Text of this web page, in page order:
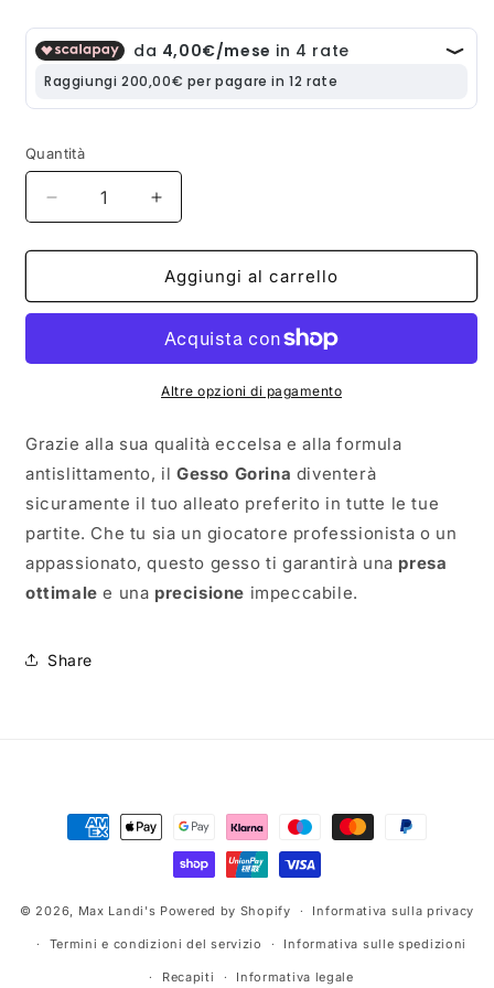
Quantità
Quantità
Diminuisci
quantità
per
Gorina
Made
Aumenta
quantità
per
Gesso
Gorina
2pz
Made
in
Aggiungi al carrello
Altre opzioni di pagamento
Grazie alla sua qualità eccelsa e alla formula
antislittamento, il Gesso Gorina diventerà
sicuramente il tuo alleato preferito in tutte le tue
partite. Che tu sia un giocatore professionista o un
appassionato, questo gesso ti garantirà una presa
ottimale e una precisione impeccabile.
Share
Metodi
© 2026, Max Landi's Powered by Shopify Informativa sulla privacy
Termini e condizioni del servizio Informativa sulle spedizioni
Recapiti Informativa legale